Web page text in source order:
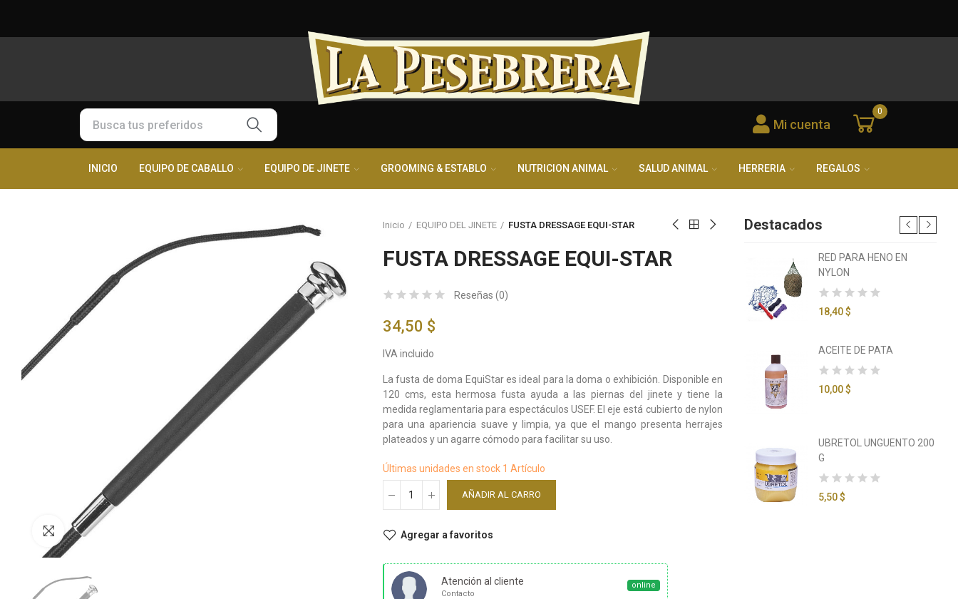
Mi cuenta
0
INICIO EQUIPO DE CABALLO EQUIPO DE JINETE GROOMING & ESTABLO NUTRICION ANIMAL SALUD ANIMAL HERRERIA REGALOS
Click to enlarge
Inicio EQUIPO DEL JINETE FUSTA DRESSAGE EQUI-STAR
FUSTA DRESSAGE EQUI-STAR
Reseñas (0)
34,50 $
IVA incluido
La fusta de doma EquiStar es ideal para la doma o exhibición. Disponible en
120 cms, esta hermosa fusta ayuda a las piernas del jinete y tiene la
medida reglamentaria para espectáculos USEF. El eje está cubierto de nylon
para una apariencia suave y limpia, ya que el mango presenta herrajes
plateados y un agarre cómodo para facilitar su uso.
Últimas unidades en stock 1 Artículo
AÑADIR AL CARRO
Agregar a favoritos
Atención al cliente
Contacto
online
Destacados
FUSTA INGLESA
6,83 $
RED PARA HENO EN
NYLON
18,40 $
ACEITE DE PATA
10,00 $
UBRETOL UNGUENTO 200
G
5,50 $